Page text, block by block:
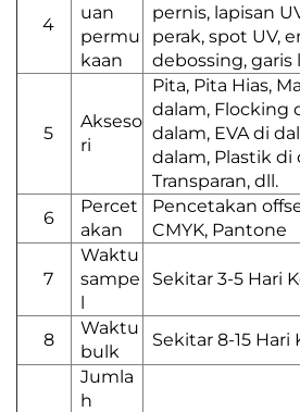
4
uan
permu
kaan
pernis, lapisan
perak, spot UV,
debossing, garis
5
Akseso
ri
Pita, Pita Hias,
dalam, Flocking
dalam, EVA di
dalam, Plastik di
Transparan, dll.
6
Percet
akan
Pencetakan
CMYK, Pantone
7
Waktu
sampe
l
Sekitar 3-5 Hari
8
Waktu
bulk
Sekitar 8-15 Hari
Jumla
h